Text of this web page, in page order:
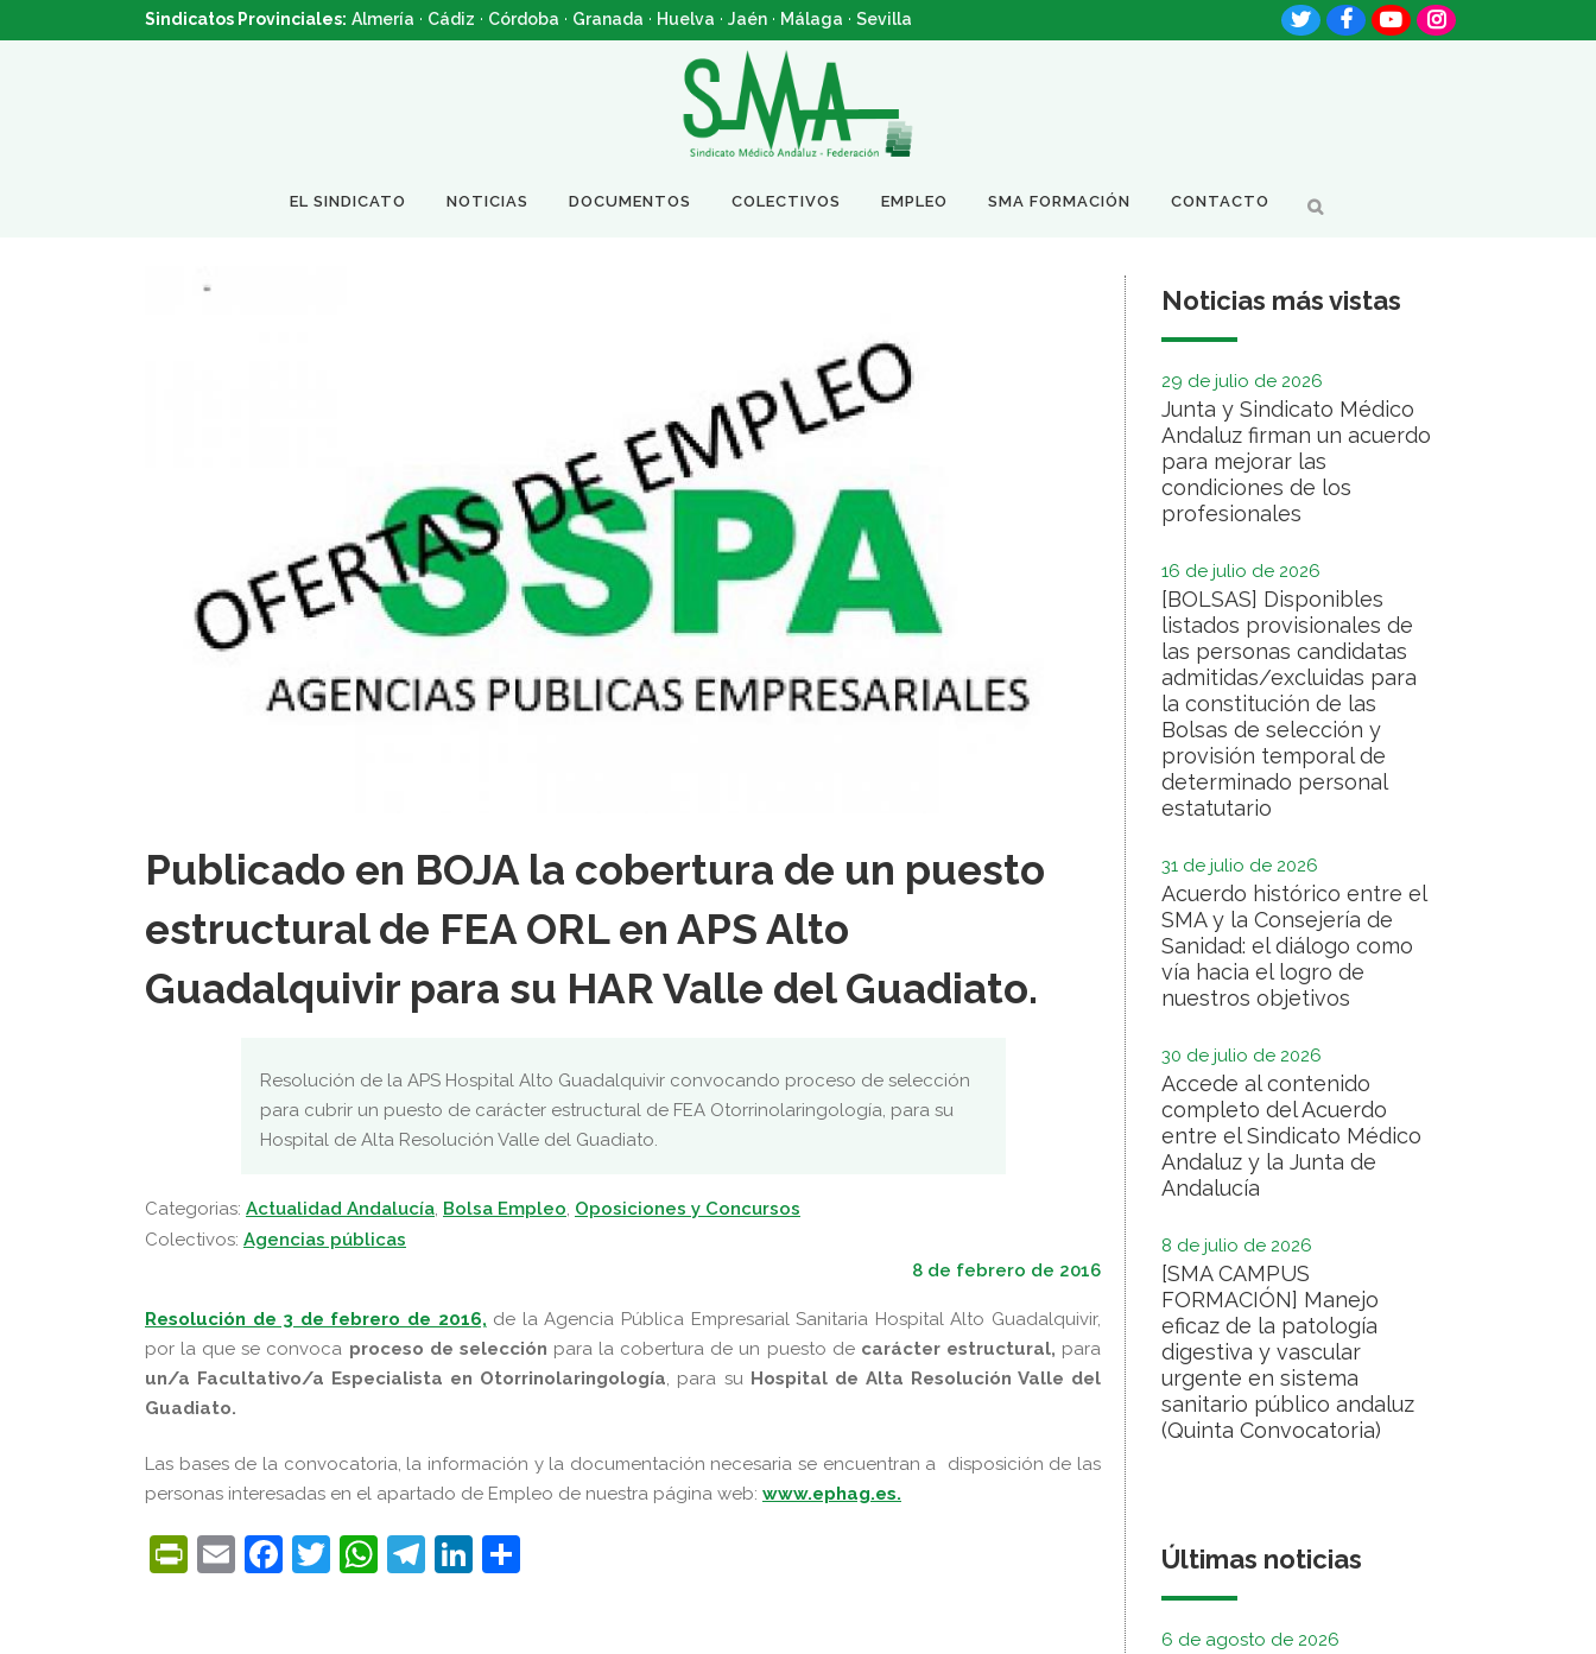
Sindicatos Provinciales: Almería · Cádiz · Córdoba · Granada · Huelva · Jaén · Málaga · Sevilla
EL SINDICATO NOTICIAS DOCUMENTOS COLECTIVOS EMPLEO SMA FORMACIÓN CONTACTO
Publicado en BOJA la cobertura de un puesto
estructural de FEA ORL en APS Alto
Guadalquivir para su HAR Valle del Guadiato.
Resolución de la APS Hospital Alto Guadalquivir convocando proceso de selección
para cubrir un puesto de carácter estructural de FEA Otorrinolaringología, para su
Hospital de Alta Resolución Valle del Guadiato.
Categorias: Actualidad Andalucía, Bolsa Empleo, Oposiciones y Concursos
Colectivos: Agencias públicas
8 de febrero de 2016
Resolución de 3 de febrero de 2016, de la Agencia Pública Empresarial Sanitaria Hospital Alto Guadalquivir,
por la que se convoca proceso de selección para la cobertura de un puesto de carácter estructural, para
un/a Facultativo/a Especialista en Otorrinolaringología, para su Hospital de Alta Resolución Valle del
Guadiato.
Las bases de la convocatoria, la información y la documentación necesaria se encuentran a disposición de las
personas interesadas en el apartado de Empleo de nuestra página web: www.ephag.es.
PrintFriendly
EmailFacebook
Twitter
WhatsApp
Telegram
LinkedIn
Noticias más vistas
29 de julio de 2026
Junta y Sindicato Médico
Andaluz firman un acuerdo
para mejorar las
condiciones de los
profesionales
16 de julio de 2026
[BOLSAS] Disponibles
listados provisionales de
las personas candidatas
admitidas/excluidas para
la constitución de las
Bolsas de selección y
provisión temporal de
determinado personal
estatutario
31 de julio de 2026
Acuerdo histórico entre el
SMA y la Consejería de
Sanidad: el diálogo como
vía hacia el logro de
nuestros objetivos
30 de julio de 2026
Accede al contenido
completo del Acuerdo
entre el Sindicato Médico
Andaluz y la Junta de
Andalucía
8 de julio de 2026
[SMA CAMPUS
FORMACIÓN] Manejo
eficaz de la patología
digestiva y vascular
urgente en sistema
sanitario público andaluz
(Quinta Convocatoria)
Últimas noticias
6 de agosto de 2026